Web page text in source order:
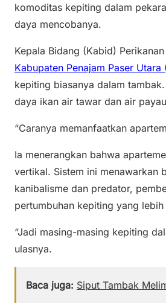
komoditas kepiting dalam
daya mencobanya.
Kepala Bidang (Kabid)
Kabupaten Penajam Paser Utara
kepiting biasanya dalam
daya ikan air tawar dan air
“Caranya memanfaatkan
Ia menerangkan bahwa
vertikal. Sistem ini menawarkan
kanibalisme dan predator,
pertumbuhan kepiting yang
“Jadi masing-masing kepiting
ulasnya.
Baca juga: Siput Tambak